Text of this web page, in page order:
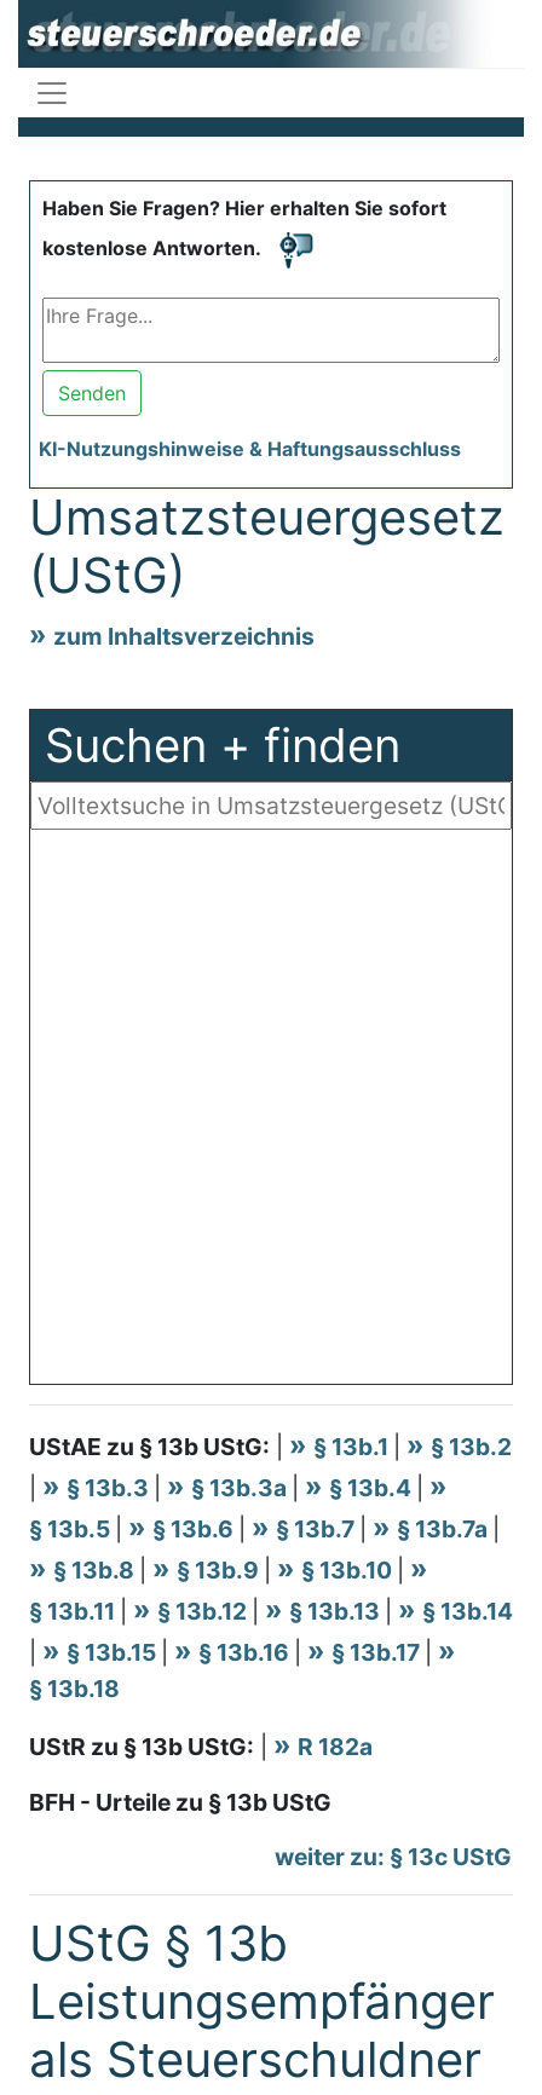
Haben Sie Fragen? Hier erhalten Sie sofort
kostenlose Antworten.
Senden
KI-Nutzungshinweise & Haftungsausschluss
Umsatzsteuergesetz
(UStG)
zum Inhaltsverzeichnis
Suchen + finden
UStAE zu § 13b UStG: § 13b.1
§ 13b.2
§ 13b.3 § 13b.3a § 13b.4
§ 13b.5
§ 13b.6 § 13b.7 § 13b.7a
§ 13b.8
§ 13b.9 § 13b.10
§ 13b.11
§ 13b.12 § 13b.13
§ 13b.14
§ 13b.15 § 13b.16 § 13b.17
§ 13b.18
UStR zu § 13b UStG:
R 182a
BFH - Urteile zu § 13b UStG
weiter zu: § 13c UStG
UStG § 13b
Leistungsempfänger
als Steuerschuldner